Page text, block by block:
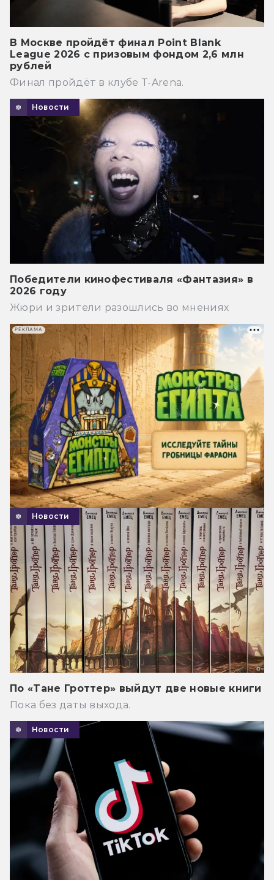
В Москве пройдёт финал Point Blank
League 2026 с призовым фондом 2,6 млн
рублей
Финал пройдёт в клубе T-Arena.
Новости
Победители кинофестиваля «Фантазия» в
2026 году
Жюри и зрители разошлись во мнениях
Новости
По «Тане Гроттер» выйдут две новые книги
Пока без даты выхода.
Новости
РЕКЛАМА